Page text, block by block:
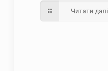
Читати далі